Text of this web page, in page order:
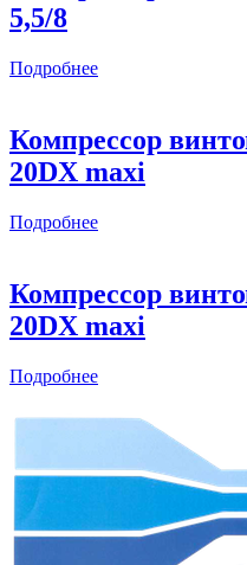
5,5/8
Подробнее
Компрессор
20DX maxi
Подробнее
Компрессор
20DX maxi
Подробнее